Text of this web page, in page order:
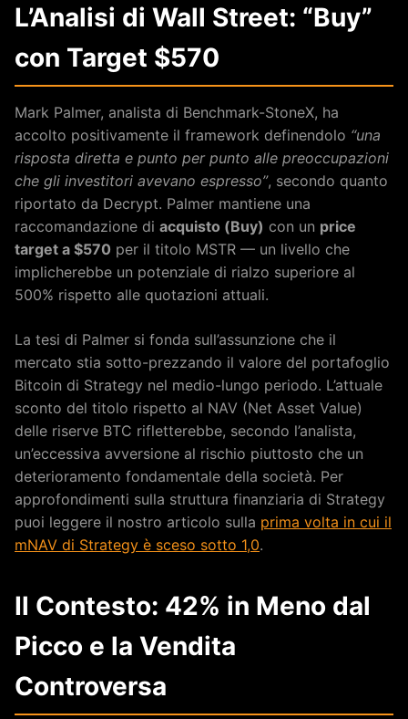
L’Analisi di Wall Street: “Buy”
con Target $570
Mark Palmer, analista di Benchmark-StoneX, ha
accolto positivamente il framework definendolo “una
risposta diretta e punto per punto alle preoccupazioni
che gli investitori avevano espresso”, secondo quanto
riportato da Decrypt. Palmer mantiene una
raccomandazione di acquisto (Buy) con un price
target a $570 per il titolo MSTR — un livello che
implicherebbe un potenziale di rialzo superiore al
500% rispetto alle quotazioni attuali.
La tesi di Palmer si fonda sull’assunzione che il
mercato stia sotto-prezzando il valore del portafoglio
Bitcoin di Strategy nel medio-lungo periodo. L’attuale
sconto del titolo rispetto al NAV (Net Asset Value)
delle riserve BTC rifletterebbe, secondo l’analista,
un’eccessiva avversione al rischio piuttosto che un
deterioramento fondamentale della società. Per
approfondimenti sulla struttura finanziaria di Strategy
puoi leggere il nostro articolo sulla prima volta in cui il
mNAV di Strategy è sceso sotto 1,0.
Il Contesto: 42% in Meno dal
Picco e la Vendita
Controversa